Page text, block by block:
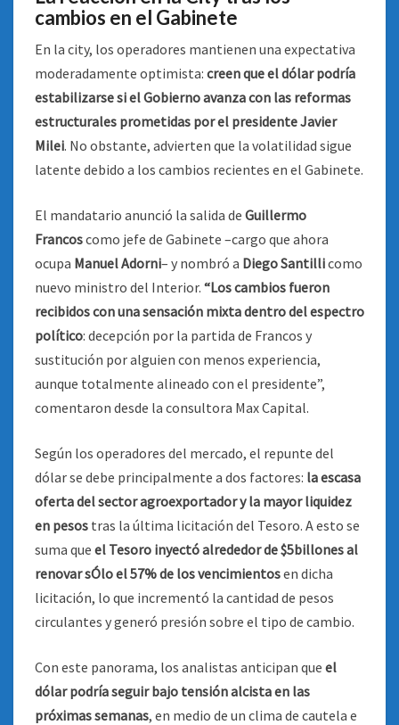
cambios en el Gabinete
En la city, los operadores mantienen una expectativa
moderadamente optimista: creen que el dólar podría
estabilizarse si el Gobierno avanza con las reformas
estructurales prometidas por el presidente Javier
Milei. No obstante, advierten que la volatilidad sigue
latente debido a los cambios recientes en el Gabinete.
El mandatario anunció la salida de Guillermo
Francoscomo jefe de Gabinete –cargo que ahora
ocupa Manuel Adorni– y nombró a Diego Santillicomo
nuevo ministro del Interior. “Los cambios fueron
recibidos con una sensación mixta dentro del espectro
político: decepción por la partida de Francos y
sustitución por alguien con menos experiencia,
aunque totalmente alineado con el presidente”,
comentaron desde la consultora Max Capital.
Según los operadores del mercado, el repunte del
dólar se debe principalmente a dos factores: la escasa
oferta del sector agroexportador y la mayor liquidez
en pesos tras la última licitación del Tesoro. A esto se
suma que el Tesoro inyectó alrededor de $5billones al
renovar sÓlo el 57% de los vencimientosen dicha
licitación, lo que incrementó la cantidad de pesos
circulantes y generó presión sobre el tipo de cambio.
Con este panorama, los analistas anticipan que el
dólar podría seguir bajo tensión alcista en las
próximas semanas, en medio de un clima de cautela e